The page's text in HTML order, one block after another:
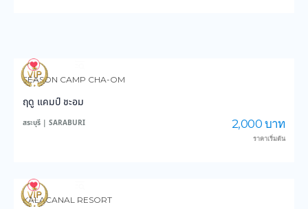
3,551
SEASON CAMP CHA-OM
ฤดู แคมป์ ชะอม
สระบุรี | SARABURI 2,000 บาท
ราคาเริ่มต้น
3,412
KALACANAL RESORT